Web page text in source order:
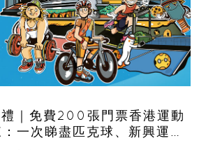
｜免費200張門票香港運動
一次睇盡匹克球、新興運